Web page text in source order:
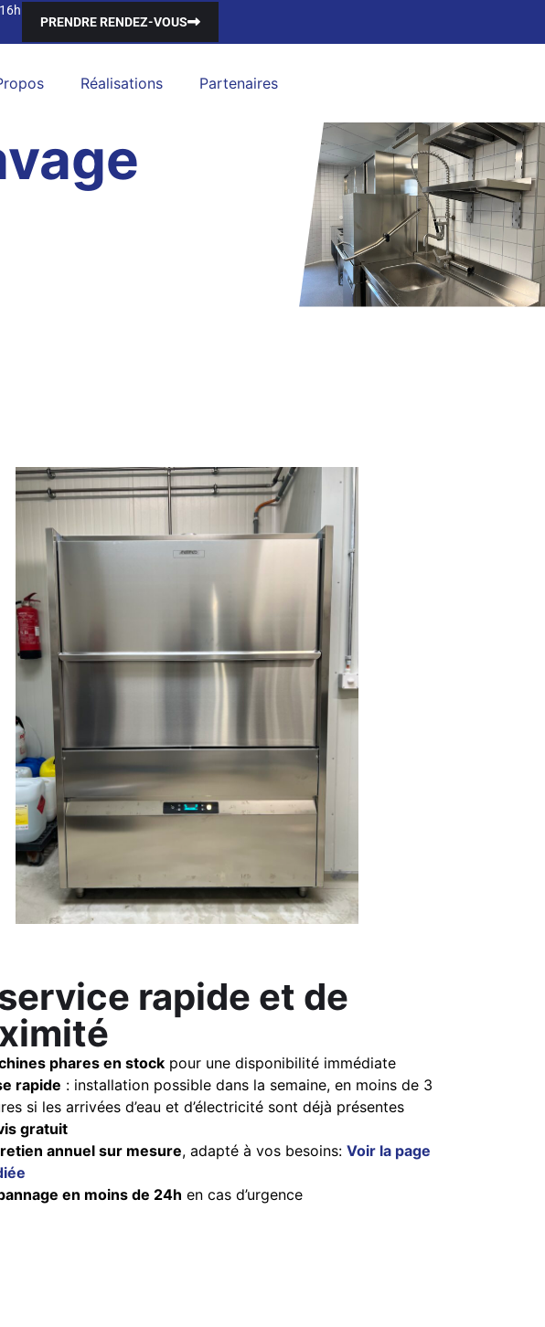
PRENDRE RENDEZ-VOUS
Réalisations Partenaires
rapide et de
phares en stock pour une disponibilité immédiate
rapide : installation possible dans la semaine, en moins de 3
si les arrivées d’eau et d’électricité sont déjà présentes
gratuit
annuel sur mesure, adapté à vos besoins: Voir la page
en moins de 24h en cas d’urgence